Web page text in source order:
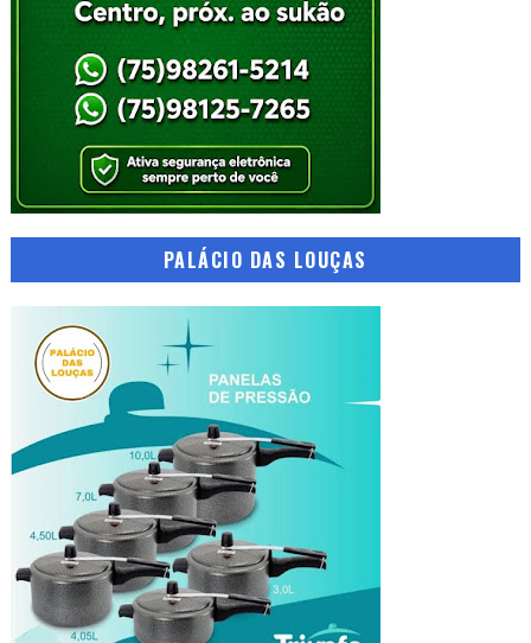
PALÁCIO DAS LOUÇAS